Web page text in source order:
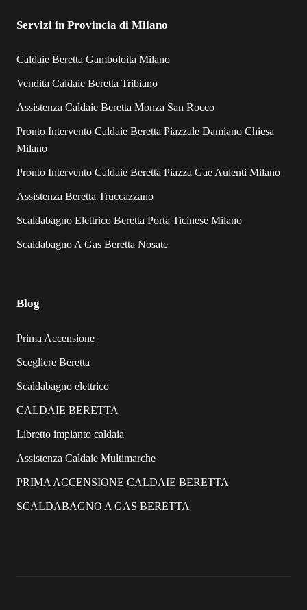
Servizi in Provincia di Milano
Caldaie Beretta Gamboloita Milano
Vendita Caldaie Beretta Tribiano
Assistenza Caldaie Beretta Monza San Rocco
Pronto Intervento Caldaie Beretta Piazzale Damiano Chiesa
Milano
Pronto Intervento Caldaie Beretta Piazza Gae Aulenti Milano
Assistenza Beretta Truccazzano
Scaldabagno Elettrico Beretta Porta Ticinese Milano
Scaldabagno A Gas Beretta Nosate
Blog
Prima Accensione
Scegliere Beretta
Scaldabagno elettrico
CALDAIE BERETTA
Libretto impianto caldaia
Assistenza Caldaie Multimarche
PRIMA ACCENSIONE CALDAIE BERETTA
SCALDABAGNO A GAS BERETTA